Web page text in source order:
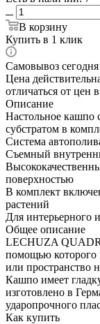
В корзину
Купить в 1 клик
Самовывоз
Цена
отличаться от цен
Описание
Настольное кашпо
субстратом в
Система
Съемный
поверхностью
В комплект
растений
Для интерьерного
Общее описание
LECHUZA
помощью которого
или пространство
Кашпо имеет
изготовлено в
ударопрочного
Как купить